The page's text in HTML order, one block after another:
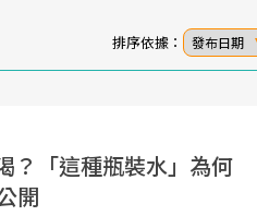
排序依據： 發布日期
？「這種瓶裝水」為何
開
會的浪潮，台灣正在快速邁
」的新時代。隨著國家政策
到良醫生活祭體驗「一站式健
從講座、體驗到運動，全面